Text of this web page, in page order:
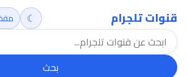
قنوات تلجرام
بحث
☾